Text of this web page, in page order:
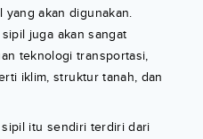
yang akan digunakan.
juga akan sangat
teknologi transportasi,
iklim, struktur tanah, dan
itu sendiri terdiri dari